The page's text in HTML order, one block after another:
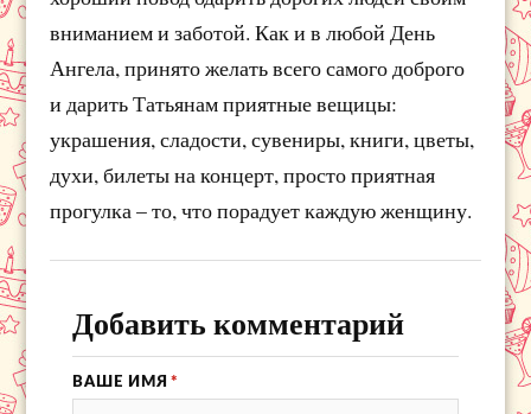
вниманием и заботой. Как и в любой День
Ангела, принято желать всего самого доброго
и дарить Татьянам приятные вещицы:
украшения, сладости, сувениры, книги, цветы,
духи, билеты на концерт, просто приятная
прогулка – то, что порадует каждую женщину.
Добавить комментарий
ВАШЕ ИМЯ *